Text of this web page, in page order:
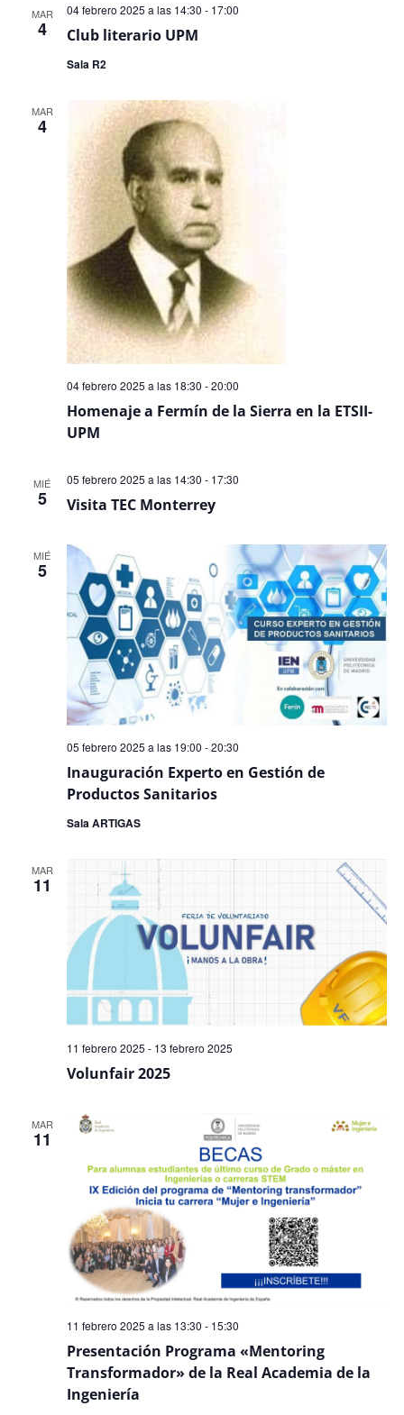
MAR
4 Club literario UPM
04 febrero 2025 a las 14:30 - 17:00
Sala R2
MAR
4
Homenaje a Fermín de la Sierra en la ETSII-
UPM
04 febrero 2025 a las 18:30 -20:00
MIÉ
5 Visita TEC Monterrey
05 febrero 2025 a las 14:30 - 17:30
MIÉ
5
Inauguración Experto en Gestión de
Productos Sanitarios
05 febrero 2025 a las 19:00 -20:30
Sala ARTIGAS
MAR
11
Volunfair 2025
11 febrero 2025 - 13 febrero 2025
MAR
11
Presentación Programa «Mentoring
Transformador» de la Real Academia de la
Ingeniería
11 febrero 2025 a las 13:30 - 15:30